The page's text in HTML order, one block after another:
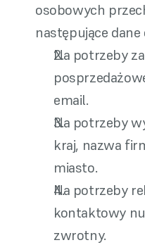
osobowych
następujące
Na potrzeby
email.
Na potrzeby
kraj, nazwa
miasto.
Na potrzeby
kontaktowy
zwrotny.